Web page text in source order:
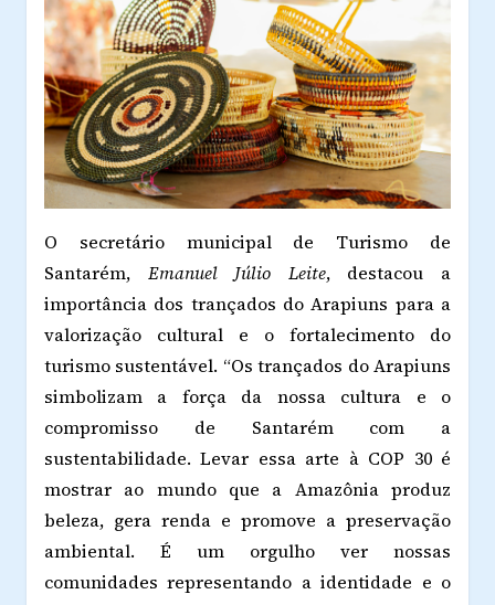
O secretário municipal de Turismo de
Santarém, Emanuel Júlio Leite, destacou a
importância dos trançados do Arapiuns para a
valorização cultural e o fortalecimento do
turismo sustentável. “Os trançados do Arapiuns
simbolizam a força da nossa cultura e o
compromisso de Santarém com a
sustentabilidade. Levar essa arte à COP 30 é
mostrar ao mundo que a Amazônia produz
beleza, gera renda e promove a preservação
ambiental. É um orgulho ver nossas
comunidades representando a identidade e o